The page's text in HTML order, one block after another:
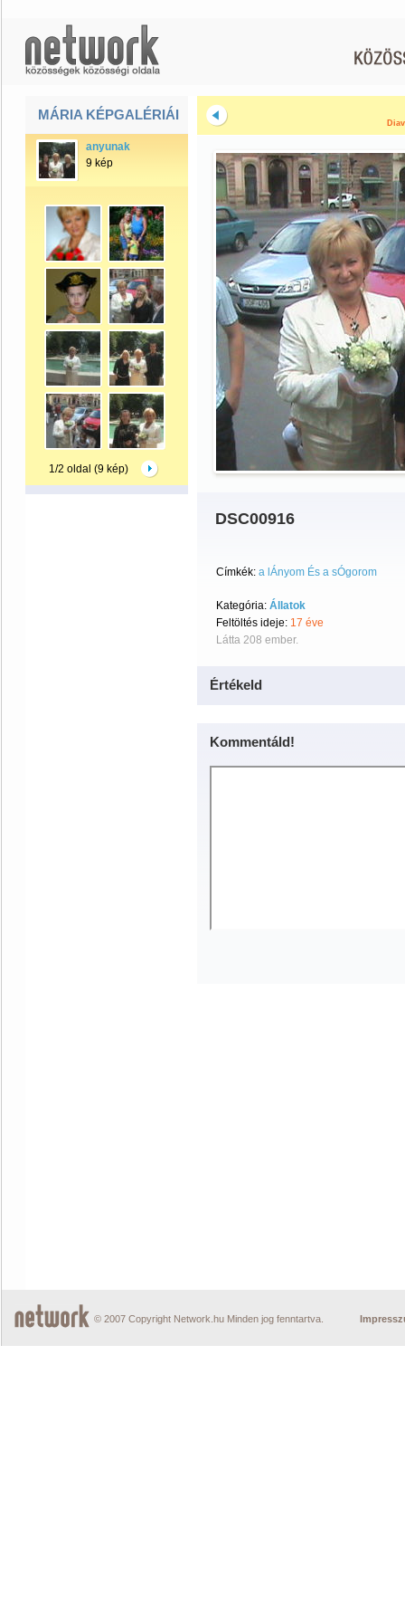
MÁRIA KÉPGALÉRIÁI
anyunak
9 kép
1/2 oldal (9 kép)
DSC00916
Címkék: a lÁnyom És a sÓgorom
Kategória: Állatok
Feltöltés ideje: 17 éve
Látta 208 ember.
Értékeld
Kommentáld!
© 2007 Copyright Network.hu Minden jog fenntartva.